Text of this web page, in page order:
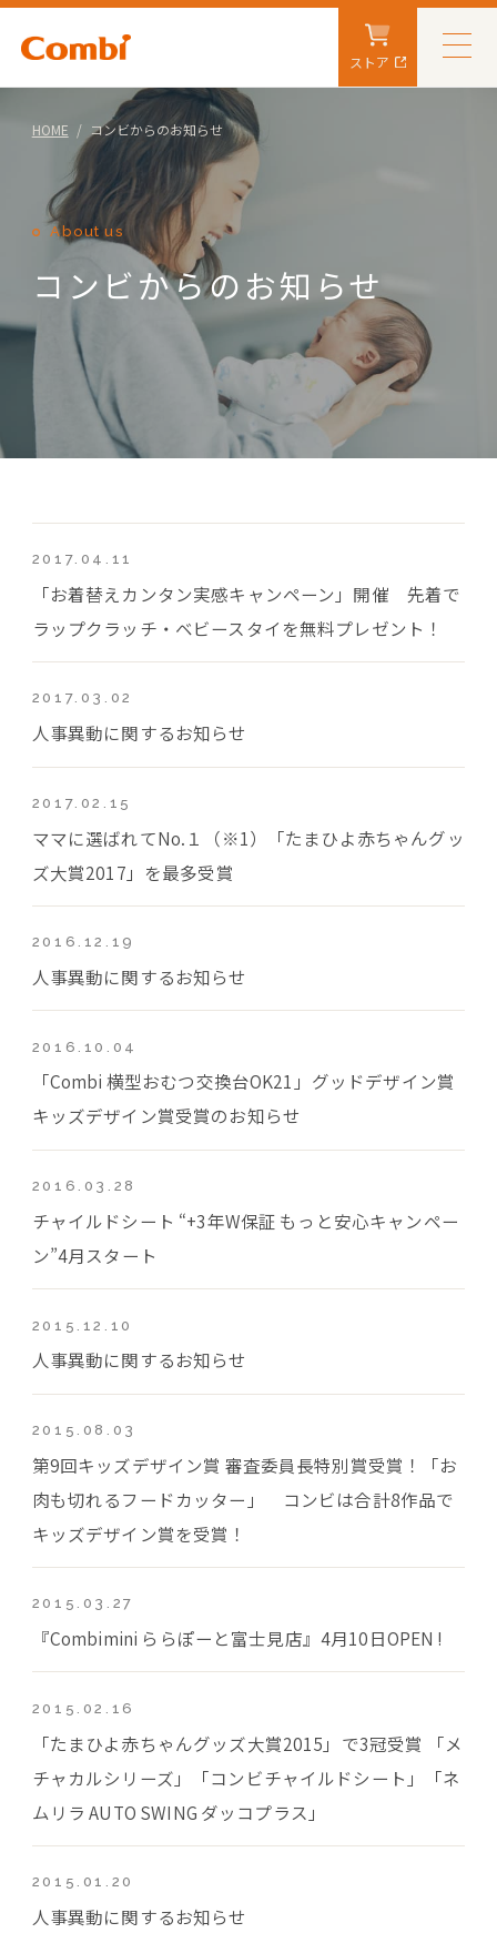
ストア
HOME コンビからのお知らせ
About us
コンビからのお知らせ
2017.04.11
「お着替えカンタン実感キャンペーン」開催 先着で
ラップクラッチ・ベビースタイを無料プレゼント！
2017.03.02
人事異動に関するお知らせ
2017.02.15
ママに選ばれてNo.１（※1）「たまひよ赤ちゃんグッ
ズ大賞2017」を最多受賞
2016.12.19
人事異動に関するお知らせ
2016.10.04
「Combi 横型おむつ交換台OK21」グッドデザイン賞
キッズデザイン賞受賞のお知らせ
2016.03.28
チャイルドシート “+3年W保証 もっと安心キャンペー
ン”4月スタート
2015.12.10
人事異動に関するお知らせ
2015.08.03
第9回キッズデザイン賞 審査委員長特別賞受賞！「お
肉も切れるフードカッター」 コンビは合計8作品で
キッズデザイン賞を受賞！
2015.03.27
『Combimini ららぽーと富士見店』4月10日OPEN !
2015.02.16
「たまひよ赤ちゃんグッズ大賞2015」で3冠受賞 「メ
チャカルシリーズ」「コンビチャイルドシート」「ネ
ムリラ AUTO SWING ダッコプラス」
2015.01.20
人事異動に関するお知らせ